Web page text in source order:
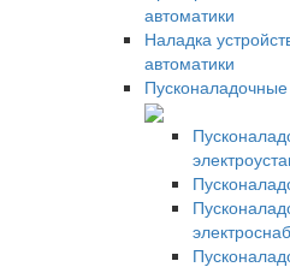
автоматики
Наладка
автоматики